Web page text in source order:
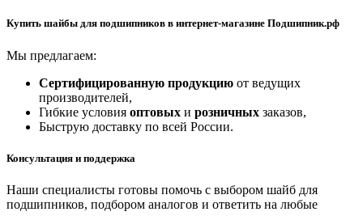
Купить шайбы для подшипников в интернет-магазине Подшипник.рф
Мы предлагаем:
Сертифицированную продукцию от ведущих
производителей,
Гибкие условия оптовых и розничных заказов,
Быструю доставку по всей России.
Консультация и поддержка
Наши специалисты готовы помочь с выбором шайб для
подшипников, подбором аналогов и ответить на любые